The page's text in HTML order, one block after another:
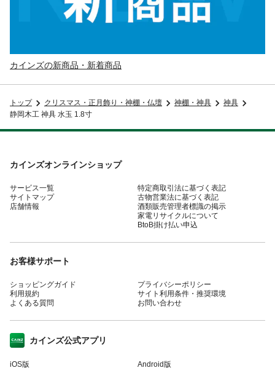
カインズの新商品・新着商品
トップ クリスマス・正月飾り・神棚・仏壇 神棚・神具
神具
静岡木工 神具 水玉 1.8寸
カインズオンラインショップ
サービス一覧
サイトマップ
店舗情報
特定商取引法に基づく表記
古物営業法に基づく表記
酒類販売管理者標識の掲示
家電リサイクルについて
BtoB掛け払い申込
お客様サポート
ショッピングガイド
利用規約
よくある質問
プライバシーポリシー
サイト利用条件・推奨環境
お問い合わせ
カインズ公式アプリ
iOS版 Android版